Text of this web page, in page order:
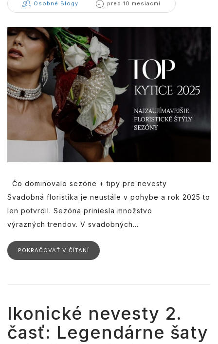
Osobné Blogy pred 10 mesiacmi
Čo dominovalo sezóne + tipy pre nevesty
Svadobná floristika je neustále v pohybe a rok 2025 to
len potvrdil. Sezóna priniesla množstvo
výrazných trendov. V svadobných...
POKRAČOVAŤ V ČÍTANÍ
Ikonické nevesty 2.
časť: Legendárne šaty